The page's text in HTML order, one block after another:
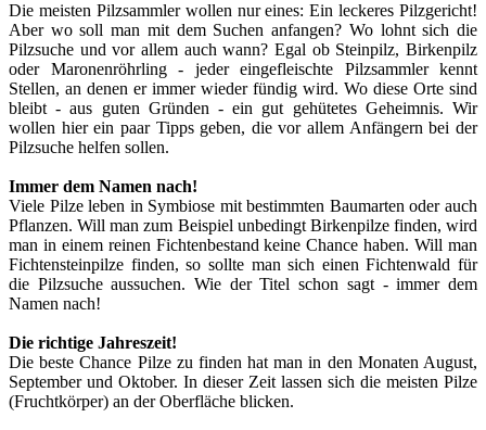
Die meisten Pilzsammler wollen nur eines: Ein leckeres Pilzgericht!
Aber wo soll man mit dem Suchen anfangen? Wo lohnt sich die
Pilzsuche und vor allem auch wann? Egal ob Steinpilz, Birkenpilz
oder Maronenröhrling - jeder eingefleischte Pilzsammler kennt
Stellen, an denen er immer wieder fündig wird. Wo diese Orte sind
bleibt - aus guten Gründen - ein gut gehütetes Geheimnis. Wir
wollen hier ein paar Tipps geben, die vor allem Anfängern bei der
Pilzsuche helfen sollen.
Immer dem Namen nach!
Viele Pilze leben in Symbiose mit bestimmten Baumarten oder auch
Pflanzen. Will man zum Beispiel unbedingt Birkenpilze finden, wird
man in einem reinen Fichtenbestand keine Chance haben. Will man
Fichtensteinpilze finden, so sollte man sich einen Fichtenwald für
die Pilzsuche aussuchen. Wie der Titel schon sagt - immer dem
Namen nach!
Die richtige Jahreszeit!
Die beste Chance Pilze zu finden hat man in den Monaten August,
September und Oktober. In dieser Zeit lassen sich die meisten Pilze
(Fruchtkörper) an der Oberfläche blicken.